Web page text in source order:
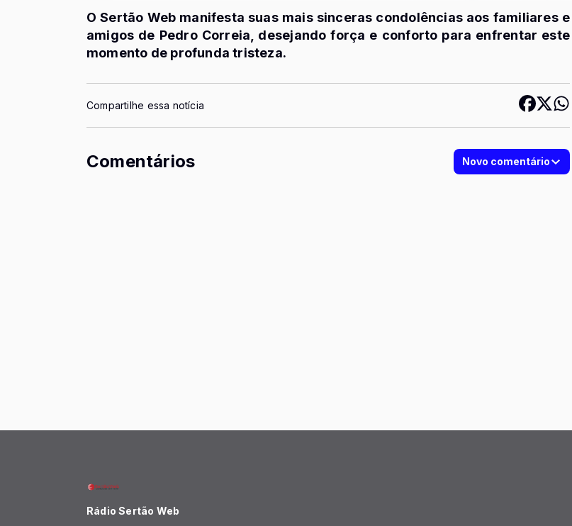
O Sertão Web manifesta suas mais sinceras condolências aos familiares e
amigos de Pedro Correia, desejando força e conforto para enfrentar este
momento de profunda tristeza.
Compartilhe essa notícia
Comentários Novo comentário
Rádio Sertão Web